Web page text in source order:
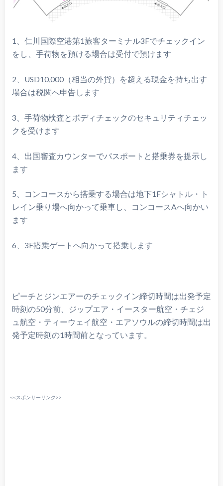
1、仁川国際空港第1旅客ターミナル3Fでチェックイン
をし、手荷物を預ける場合は受付で預けます
2、USD10,000（相当の外貨）を超える現金を持ち出す
場合は税関へ申告します
3、手荷物検査とボディチェックのセキュリティチェッ
クを受けます
4、出国審査カウンターでパスポートと搭乗券を提示し
ます
5、コンコースから搭乗する場合は地下1Fシャトル・ト
レイン乗り場へ向かって乗車し、コンコースAへ向かい
ます
6、3F搭乗ゲートへ向かって搭乗します
ピーチとジンエアーのチェックイン締切時間は出発予定
時刻の50分前、ジップエア・イースター航空・チェジ
ュ航空・ティーウェイ航空・エアソウルの締切時間は出
発予定時刻の1時間前となっています。
<<スポンサーリンク>>